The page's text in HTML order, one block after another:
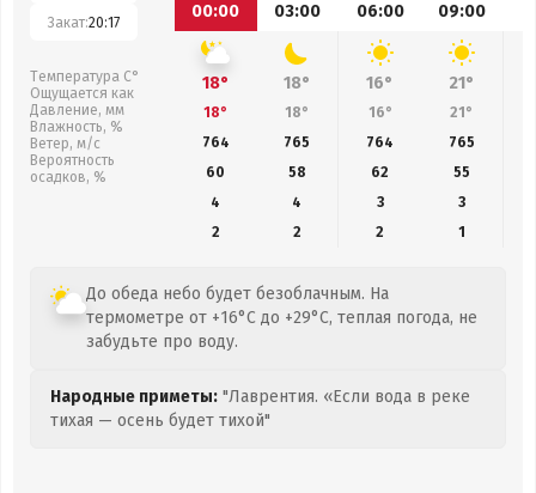
Закат:20:17
Температура С°
Ощущается как
Давление, мм
Влажность, %
Ветер, м/с
Вероятность
осадков, %
00:00
03:00 06:00 09:00
18° 18° 16° 21°
18° 18° 16° 21°
764
765 764 765
60
58 62 55
4
4 3
3
2
2 2 1
До обеда небо будет безоблачным. На
термометре от +16°C до +29°C, теплая погода, не
забудьте про воду.
Народные приметы: "Лаврентия. «Если вода в реке
тихая — осень будет тихой"